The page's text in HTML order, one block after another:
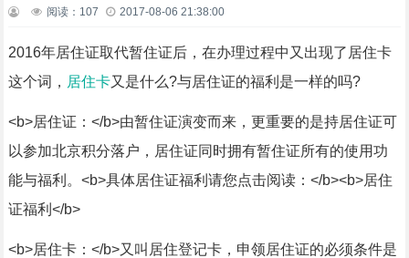
阅读： 107 2017-08-06 21:38:00
2016年居住证取代暂住证后，在办理过程中又出现了居住卡
这个词， 居住卡又是什么?与居住证的福利是一样的吗?
<b>居住证：</b>由暂住证演变而来，更重要的是持居住证可
以参加北京积分落户，居住证同时拥有暂住证所有的使用功
能与福利。<b>具体居住证福利请您点击阅读：</b><b>居住
证福利</b>
<b>居住卡：</b>又叫居住登记卡，申领居住证的必须条件是